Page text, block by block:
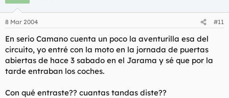
8 Mar 2004 #11
En serio Camano cuenta un poco la aventurilla esa del
circuito, yo entré con la moto en la jornada de puertas
abiertas de hace 3 sabado en el Jarama y sé que por la
tarde entraban los coches.
Con qué entraste?? cuantas tandas diste??